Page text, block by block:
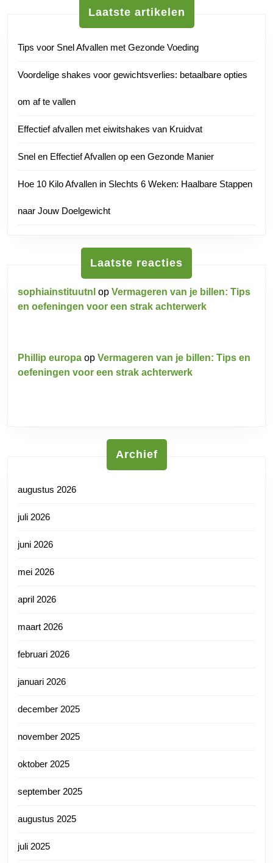
Laatste artikelen
Tips voor Snel Afvallen met Gezonde Voeding
Voordelige shakes voor gewichtsverlies: betaalbare opties
om af te vallen
Effectief afvallen met eiwitshakes van Kruidvat
Snel en Effectief Afvallen op een Gezonde Manier
Hoe 10 Kilo Afvallen in Slechts 6 Weken: Haalbare Stappen
naar Jouw Doelgewicht
Laatste reacties
sophiainstituutnl op Vermageren van je billen: Tips
en oefeningen voor een strak achterwerk
Phillip europa op Vermageren van je billen: Tips en
oefeningen voor een strak achterwerk
Archief
augustus 2026
juli 2026
juni 2026
mei 2026
april 2026
maart 2026
februari 2026
januari 2026
december 2025
november 2025
oktober 2025
september 2025
augustus 2025
juli 2025